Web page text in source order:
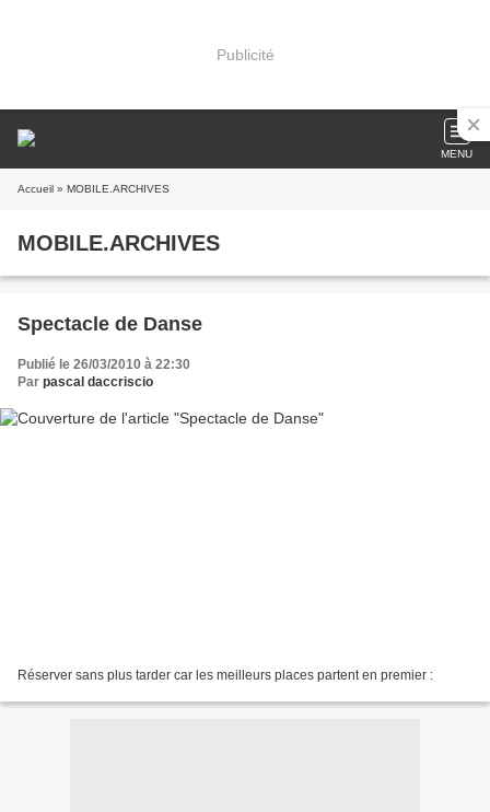
Publicité
MENU
Accueil » MOBILE.ARCHIVES
MOBILE.ARCHIVES
Spectacle de Danse
Publié le 26/03/2010 à 22:30
Par pascal daccriscio
Réserver sans plus tarder car les meilleurs places partent en premier :